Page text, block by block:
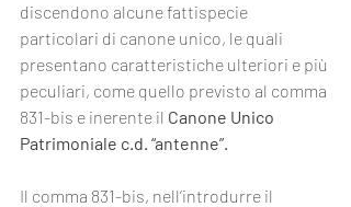
discendono alcune fattispecie
particolari di canone unico, le quali
presentano caratteristiche ulteriori e più
peculiari, come quello previsto al comma
831-bis e inerente il Canone Unico
Patrimoniale c.d. “antenne”.
Il comma 831-bis, nell’introdurre il